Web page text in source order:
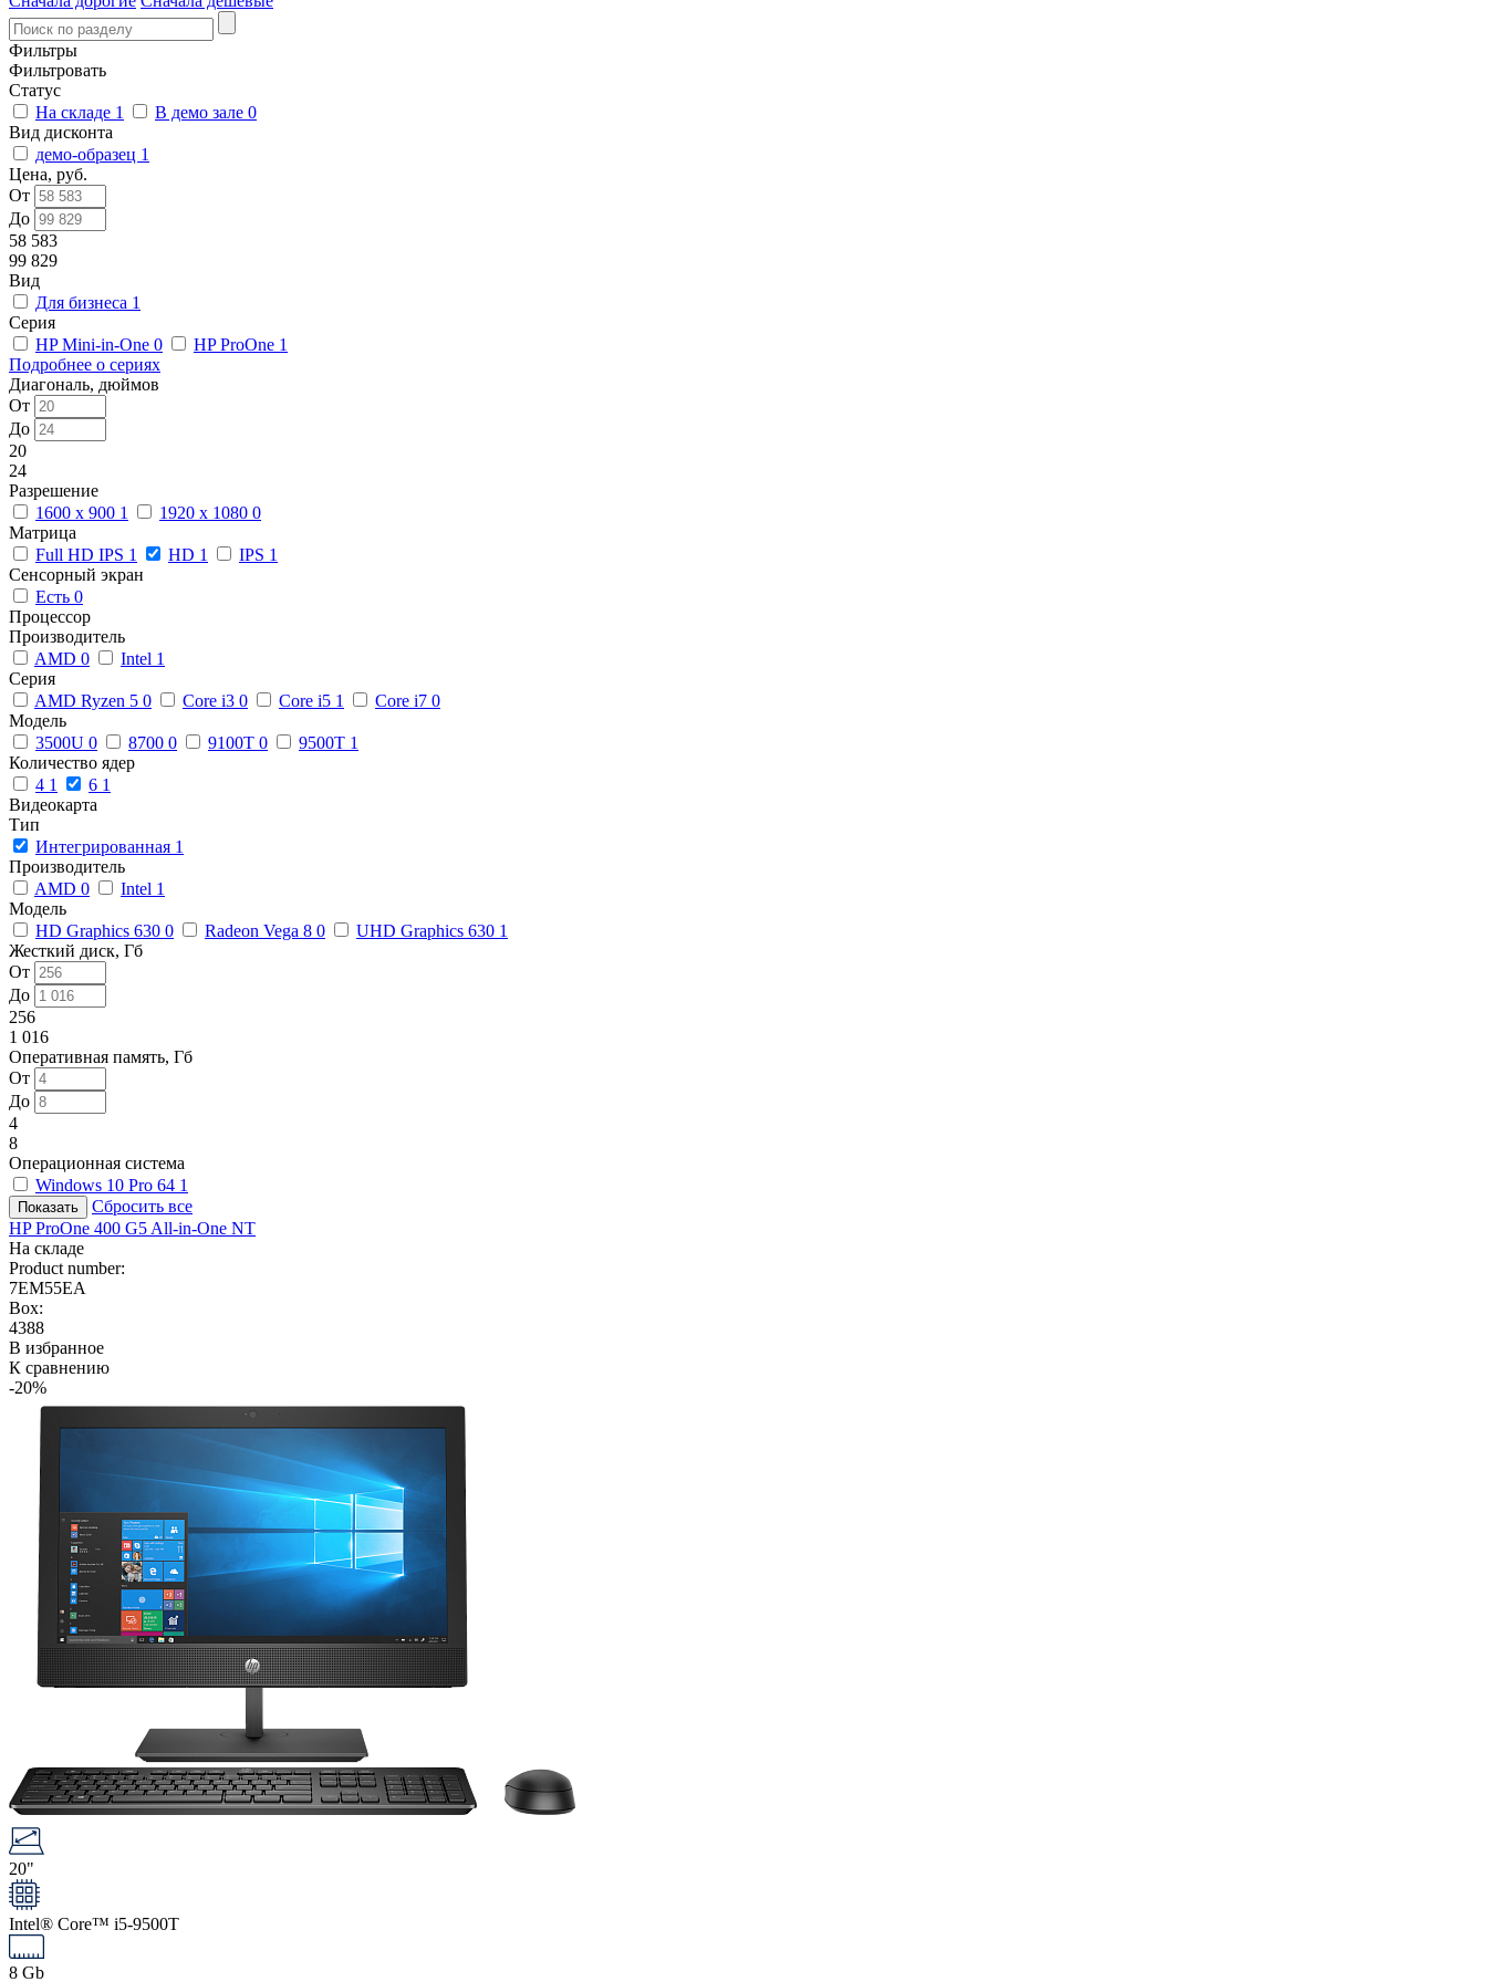
Фильтры
Фильтровать
Статус
На складе 1 В демо зале 0
Вид дисконта
демо-образец 1
Цена, руб.
От
До
58 583
99 829
Вид
Для бизнеса 1
Серия
HP Mini-in-One 0 HP ProOne 1
Подробнее о сериях
Диагональ, дюймов
От
До
20
24
Разрешение
1600 x 900 1 1920 x 1080 0
Матрица
Full HD IPS 1 HD 1 IPS 1
Сенсорный экран
Есть 0
Процессор
Производитель
AMD 0 Intel 1
Серия
AMD Ryzen 5 0 Core i3 0 Core i5 1 Core i7 0
Модель
3500U 0 8700 0 9100T 0 9500T 1
Количество ядер
4 1 6 1
Видеокарта
Тип
Интегрированная 1
Производитель
AMD 0 Intel 1
Модель
HD Graphics 630 0 Radeon Vega 8 0 UHD Graphics 630 1
Жесткий диск, Гб
От
До
256
1 016
Оперативная память, Гб
От
До
4
8
Операционная система
Windows 10 Pro 64 1
Сбросить все
HP ProOne 400 G5 All-in-One NT
На складе
Product number:
7EM55EA
Box:
4388
В избранное
К сравнению
-20%
20"
Intel® Core™ i5-9500T
8 Gb